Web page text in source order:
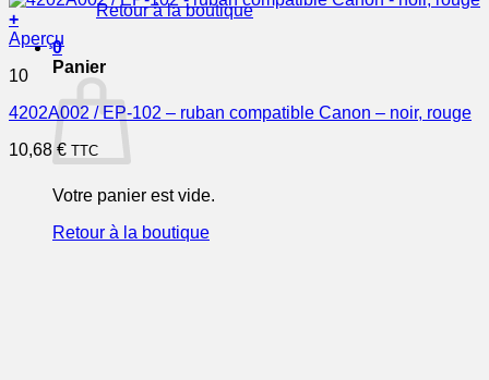
Retour à la boutique
0
Panier
Votre panier est vide.
Retour à la boutique
+
Aperçu
10
4202A002 / EP-102 – ruban compatible Canon – noir, rouge
10,68 € TTC